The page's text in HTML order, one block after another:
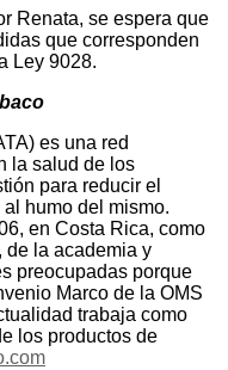
Renata, se espera que
que corresponden
Ley 9028.
es una red
la salud de los
para reducir el
humo del mismo.
en Costa Rica, como
de la academia y
preocupadas porque
Marco de la OMS
trabaja como
los productos de